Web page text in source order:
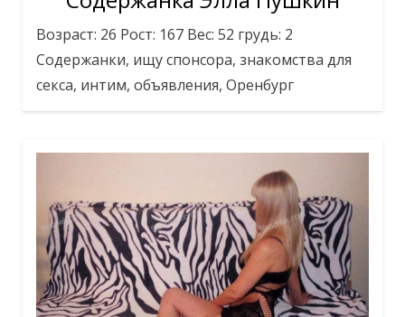
Возраст: 26 Рост: 167 Вес: 52 грудь: 2
Содержанки, ищу спонсора, знакомства для
секса, интим, объявления, Оренбург